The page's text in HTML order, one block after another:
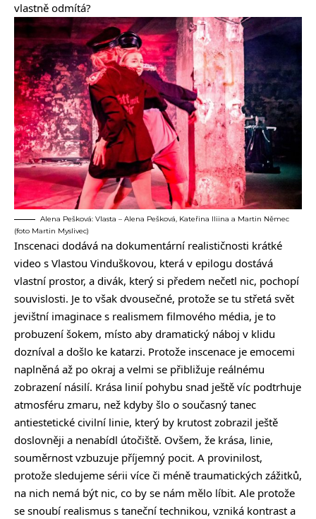
vlastně odmítá?
Alena Pešková: Vlasta – Alena Pešková, Kateřina Iliina a Martin Němec
(foto Martin Myslivec)
Inscenaci dodává na dokumentární realističnosti krátké
video s Vlastou Vinduškovou, která v epilogu dostává
vlastní prostor, a divák, který si předem nečetl nic, pochopí
souvislosti. Je to však dvousečné, protože se tu střetá svět
jevištní imaginace s realismem filmového média, je to
probuzení šokem, místo aby dramatický náboj v klidu
dozníval a došlo ke katarzi. Protože inscenace je emocemi
naplněná až po okraj a velmi se přibližuje reálnému
zobrazení násilí. Krása linií pohybu snad ještě víc podtrhuje
atmosféru zmaru, než kdyby šlo o současný tanec
antiestetické civilní linie, který by krutost zobrazil ještě
doslovněji a nenabídl útočiště. Ovšem, že krása, linie,
souměrnost vzbuzuje příjemný pocit. A provinilost,
protože sledujeme sérii více či méně traumatických zážitků,
na nich nemá být nic, co by se nám mělo líbit. Ale protože
se snoubí realismus s taneční technikou, vzniká kontrast a